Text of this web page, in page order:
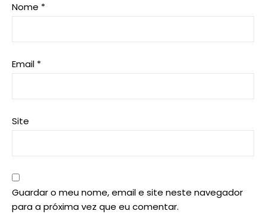
Nome *
Email *
Site
Guardar o meu nome, email e site neste navegador
para a próxima vez que eu comentar.